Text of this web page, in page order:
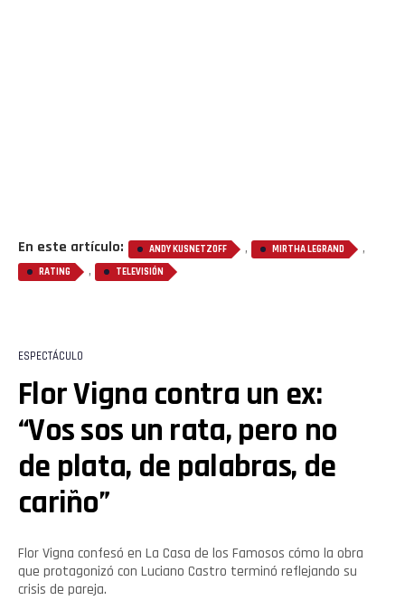
En este artículo: ANDY KUSNETZOFF , MIRTHA LEGRAND ,
RATING , TELEVISIÓN
ESPECTÁCULO
Flor Vigna contra un ex:
“Vos sos un rata, pero no
de plata, de palabras, de
cariño”
Flor Vigna confesó en La Casa de los Famosos cómo la obra
que protagonizó con Luciano Castro terminó reflejando su
crisis de pareja.